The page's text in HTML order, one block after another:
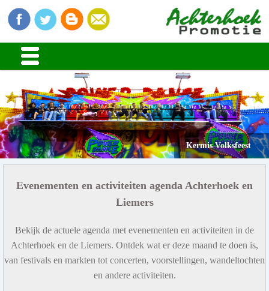
Kermis Volksfeest
Evenementen en activiteiten agenda Achterhoek en
Liemers
Bekijk de actuele agenda met evenementen en activiteiten in de
Achterhoek en de Liemers. Ontdek wat er deze maand te doen is,
van festivals en markten tot concerten, voorstellingen, wandeltochten
en andere activiteiten.